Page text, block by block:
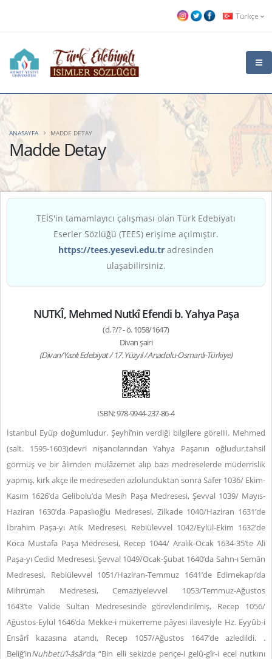
Türkçe
Madde Detay
ANASAYFA MADDE DETAY
TEİS'in tamamlayıcı çalışması olan Türk Edebiyatı
Eserler Sözlüğü (TEES) erişime açılmıştır.
https://tees.yesevi.edu.tr adresinden
ulaşabilirsiniz.
NUTKÎ, Mehmed Nutkî Efendi b. Yahya Paşa
(d. ?/? - ö. 1058/1647)
Divan şairi
(Divan/Yazılı Edebiyat / 17. Yüzyıl / Anadolu-Osmanlı-Türkiye)
ISBN: 978-9944-237-86-4
İstanbul Eyüp doğumludur. Şeyhî’nin verdiği bilgilere göreIII. Mehmed
(salt. 1595-1603)devri nişancılarından Yahya Paşanın oğludur,tahsil
görmüş ve bir âlimden mülâzemet alıp bazı medreselerde müderrislik
yapmış, kırk akçe ile medreseden azlolunduktan sonra Safer 1036/ Ekim-
Kasım 1626’da Gelibolu’da Mesih Paşa Medresesi, Şevval 1039/ Mayıs-
Haziran 1630’da Papaslıoğlu Medresesi, Zilkade 1040/Haziran 1631’de
İbrahim Paşa-yı Atik Medresesi, Rebiülevvel 1042/Eylül-Ekim 1632’de
Koca Mustafa Paşa Medresesi, Recep 1044/ Aralık-Ocak 1634-35’te Ali
Paşa-yı Cedid Medresesi, Şevval 1049/Ocak-Şubat 1640’da Sahn-ı Semân
Medresesi, Rebiülevvel 1051/Haziran-Temmuz 1641’de Edirnekapı’da
Mihrümah Medresesi, Cemaziyelevvel 1053/Temmuz-Ağustos
1643’te Valide Sultan Medresesinde görevlendirilmiş, Recep 1056/
Ağustos-Eylül 1646’da Mekke-i mükerreme pâyesi ilavesiyle Hz. Eyyûb-i
Ensârî kazasına atandı, Recep 1057/Ağustos 1647’de azledildi. .
Beliğ’inNuhbetü’l-âsâr’da “Bin elli sekizde pençe-i gelû-gîr-i ecel nutkını